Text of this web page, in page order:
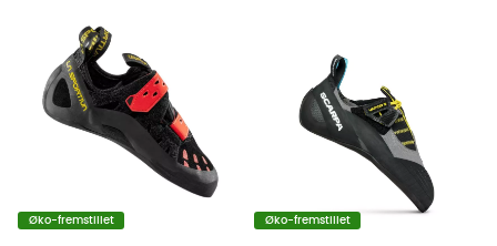
Øko-fremstillet Øko-fremstillet